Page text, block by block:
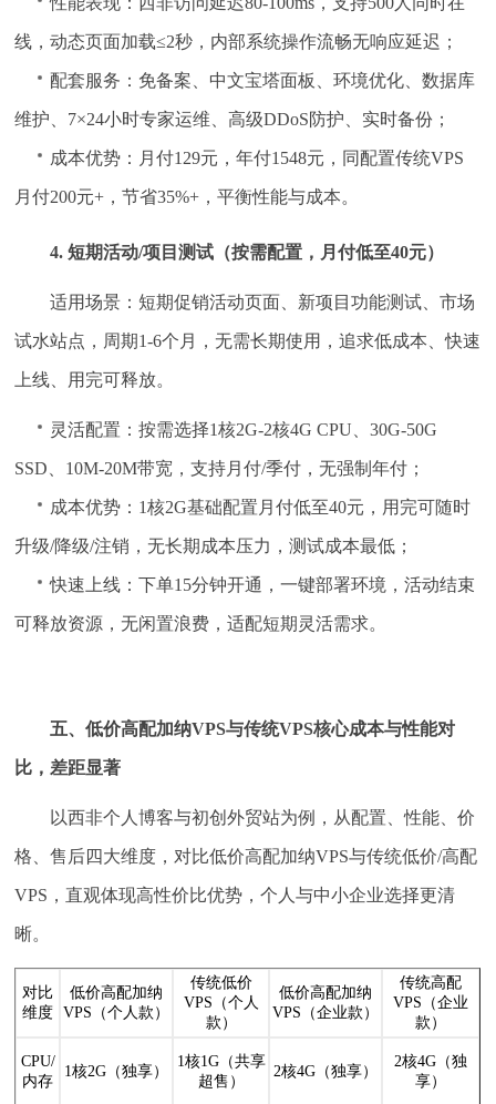
线，动态页面加载≤2秒，内部系统操作流畅无响应延迟；
配套服务：免备案、中文宝塔面板、环境优化、数据库
维护、7×24小时专家运维、高级DDoS防护、实时备份；
成本优势：月付129元，年付1548元，同配置传统VPS
月付200元+，节省35%+，平衡性能与成本。
4. 短期活动/项目测试（按需配置，月付低至40元）
适用场景：短期促销活动页面、新项目功能测试、市场
试水站点，周期1-6个月，无需长期使用，追求低成本、快速
上线、用完可释放。
灵活配置：按需选择1核2G-2核4G CPU、30G-50G
SSD、10M-20M带宽，支持月付/季付，无强制年付；
成本优势：1核2G基础配置月付低至40元，用完可随时
升级/降级/注销，无长期成本压力，测试成本最低；
快速上线：下单15分钟开通，一键部署环境，活动结束
可释放资源，无闲置浪费，适配短期灵活需求。
五、低价高配加纳VPS与传统VPS核心成本与性能对
比，差距显著
以西非个人博客与初创外贸站为例，从配置、性能、价
格、售后四大维度，对比低价高配加纳VPS与传统低价/高配
VPS，直观体现高性价比优势，个人与中小企业选择更清
晰。
对比
维度
低价高配加纳
VPS（个人款）
传统低价
VPS（个人
款）
低价高配加纳
VPS（企业款）
传统高配
VPS（企业
款）
CPU/
内存
1核2G（独享）
1核1G（共享
超售）
2核4G（独享）
2核4G（独
享）